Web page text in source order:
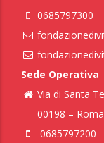
0685797300
Sede Operativa
Via di Santa
00198 – Roma
0685797200